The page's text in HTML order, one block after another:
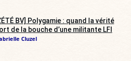
BV] Polygamie : quand la vérité
de la bouche d’une militante LFI
Cluzel